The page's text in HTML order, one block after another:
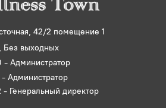
42/2 помещение 1
Без выходных
Администратор
Администратор
Генеральный директор